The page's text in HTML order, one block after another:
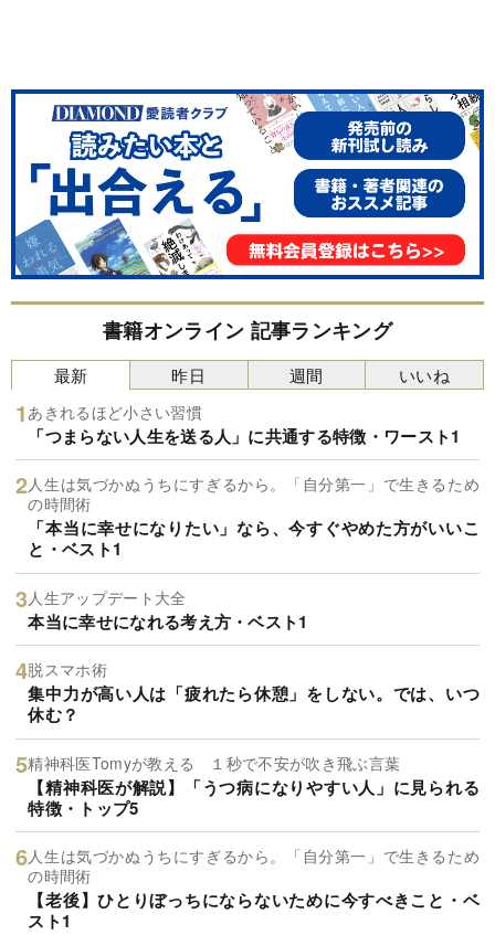
書籍オンライン 記事ランキング
最新
あきれるほど小さい習慣
「つまらない人生を送る人」に共通する特徴・ワースト1
人生は気づかぬうちにすぎるから。「自分第一」で生きるため
の時間術
「本当に幸せになりたい」なら、今すぐやめた方がいいこ
と・ベスト1
人生アップデート大全
本当に幸せになれる考え方・ベスト1
脱スマホ術
集中力が高い人は「疲れたら休憩」をしない。では、いつ
休む？
精神科医Tomyが教える １秒で不安が吹き飛ぶ言葉
【精神科医が解説】「うつ病になりやすい人」に見られる
特徴・トップ5
人生は気づかぬうちにすぎるから。「自分第一」で生きるため
の時間術
【老後】ひとりぼっちにならないために今すべきこと・ベ
スト1
昨日 週間 いいね